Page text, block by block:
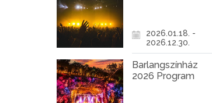
2026.01.18. -
2026.12.30.
Barlangszínház
2026 Program